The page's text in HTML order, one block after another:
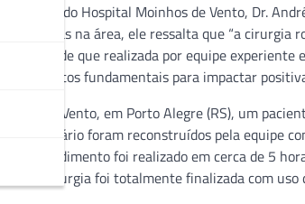
Robótica do Hospital Moinhos de Vento, Dr.
na área, ele ressalta que “a
desde que realizada por equipe
requisitos fundamentais para impactar
de Vento, em Porto Alegre (RS), um
urinário foram reconstruídos pela equipe
O procedimento foi realizado em cerca de 5
A cirurgia foi totalmente finalizada com uso